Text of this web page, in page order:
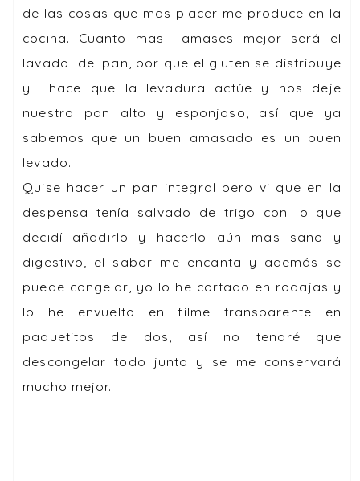
de las cosas que mas placer me produce en la
cocina. Cuanto mas amases mejor será el
lavado del pan, por que el gluten se distribuye
y hace que la levadura actúe y nos deje
nuestro pan alto y esponjoso, así que ya
sabemos que un buen amasado es un buen
levado.
Quise hacer un pan integral pero vi que en la
despensa tenía salvado de trigo con lo que
decidí añadirlo y hacerlo aún mas sano y
digestivo, el sabor me encanta y además se
puede congelar, yo lo he cortado en rodajas y
lo he envuelto en filme transparente en
paquetitos de dos, así no tendré que
descongelar todo junto y se me conservará
mucho mejor.